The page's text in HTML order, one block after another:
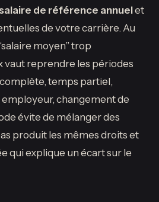
de référence annuelet
de votre carrière. Au
moyen” trop
vaut reprendre les périodes
temps partiel,
changement de
évite de mélanger des
produit les mêmes droits et
qui explique un écart sur le